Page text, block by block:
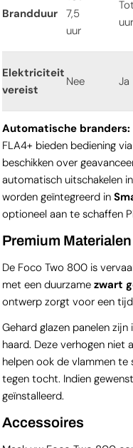
Brandduur
7,5
uur
uur
Elektriciteit
vereist
Nee Ja
Automatische branders:
FLA4+ bieden bediening
beschikken over
automatisch uitschakelen
worden geïntegreerd in
optioneel aan te schaffen
Premium Materialen
De Foco Two 800 is
met een duurzame zwart
ontwerp zorgt voor een
Gehard glazen panelen
haard. Deze verhogen niet
helpen ook de vlammen
tegen tocht. Indien
geïnstalleerd.
Accessoires